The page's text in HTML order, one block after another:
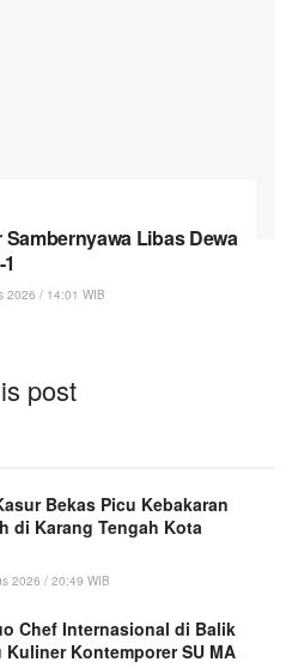
Libas Dewa
2026 / 14:01 WIB
post
Bekas Picu Kebakaran
di Karang Tengah Kota
2026 / 20:49 WIB
Chef Internasional di Balik
Kontemporer SU MA